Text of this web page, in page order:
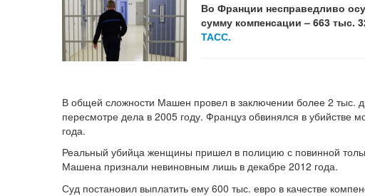
Во Франции несправедливо
сумму компенсации – 663 тыс.
ТАСС.
В общей сложности Машен провел в заключении более 2 тыс.
пересмотре дела в 2005 году. Француз обвинялся в
года.
Реальный убийца женщины пришел в полицию с повинной
Машена признали невиновным лишь в декабре 2012 года.
Суд постановил выплатить ему 600 тыс. евро в качестве